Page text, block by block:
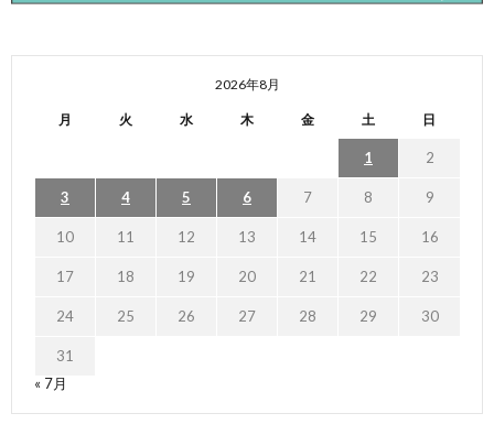
2026年8月
月 火 水 木 金 土 日
1 2
3 4 5 6 7 8 9
10 11 12 13 14 15 16
17 18 19 20 21 22 23
24 25 26 27 28 29 30
31
« 7月